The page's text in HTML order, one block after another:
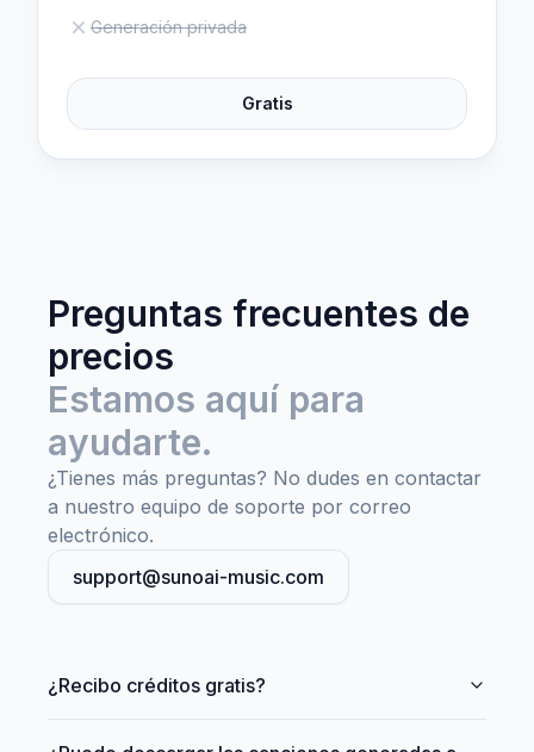
Generación privada
Gratis
Preguntas frecuentes de
precios
Estamos aquí para
ayudarte.
¿Tienes más preguntas? No dudes en contactar
a nuestro equipo de soporte por correo
electrónico.
support@sunoai-music.com
¿Recibo créditos gratis?